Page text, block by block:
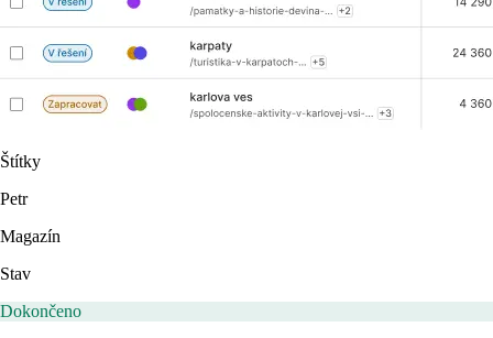
Štítky
Petr
Magazín
Stav
Dokončeno